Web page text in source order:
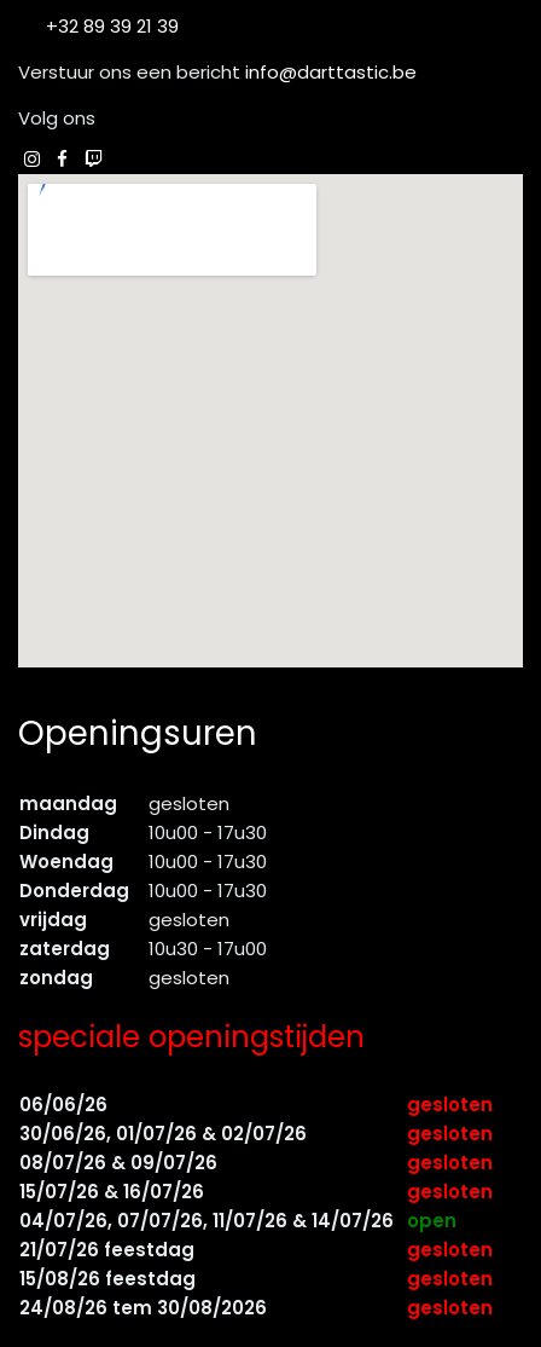
+32 89 39 21 39
Verstuur ons een bericht info@darttastic.be
Volg ons
Openingsuren
maandag
gesloten
Dindag
10u00 - 17u30
Woendag
10u00 - 17u30
Donderdag
10u00 - 17u30
vrijdag
gesloten
zaterdag
10u30 - 17u00
zondag
gesloten
speciale openingstijden
06/06/26
gesloten
30/06/26, 01/07/26 & 02/07/26
gesloten
08/07/26 & 09/07/26
gesloten
15/07/26 & 16/07/26
gesloten
04/07/26, 07/07/26, 11/07/26 & 14/07/26
open
21/07/26 feestdag
gesloten
15/08/26 feestdag
gesloten
24/08/26 tem 30/08/2026
gesloten